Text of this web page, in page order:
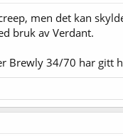
men det kan
bruk av Verdant.
Brewly 34/70 har gitt